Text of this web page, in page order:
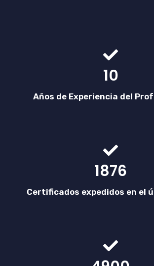
10
Años de Experiencia del
1876
Certificados expedidos en el